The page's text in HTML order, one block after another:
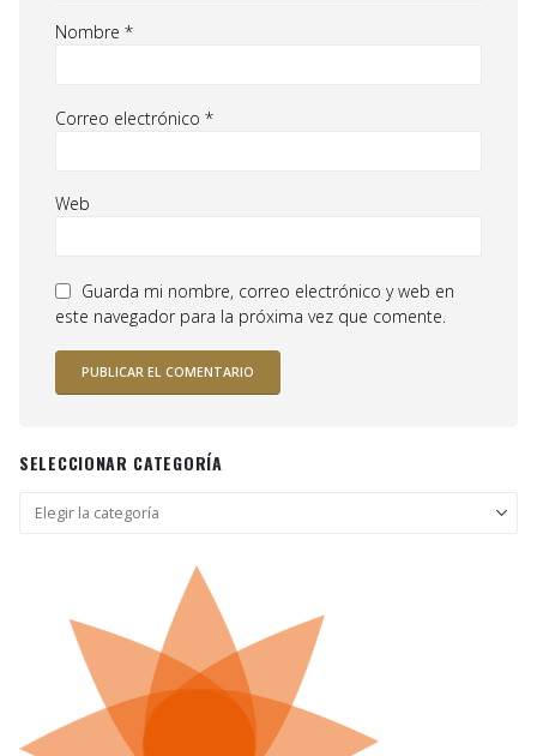
Nombre *
Correo electrónico *
Web
Guarda mi nombre, correo electrónico y web en
este navegador para la próxima vez que comente.
SELECCIONAR CATEGORÍA
Seleccionar
categoría